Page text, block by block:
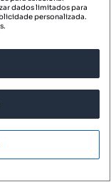
dados limitados para
personalizada.